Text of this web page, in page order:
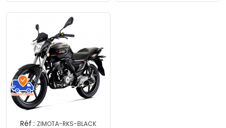
Réf : ZIMOTA-RKS-BLACK